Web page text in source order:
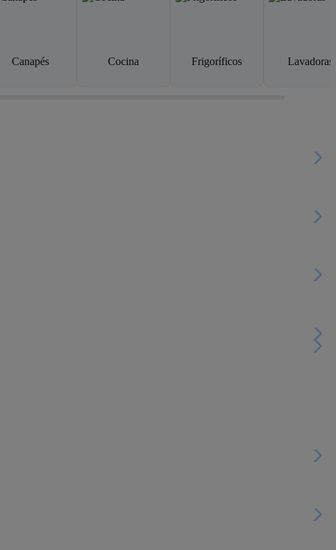
Canapés Cocina Frigoríficos Lavadoras